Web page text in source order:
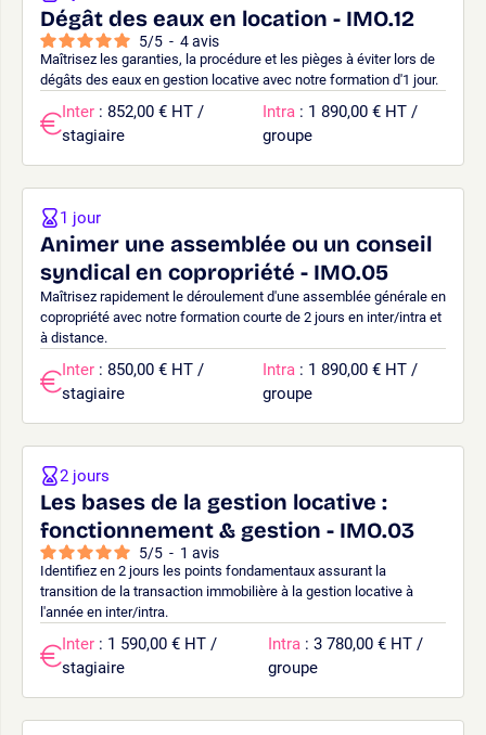
Dégât des eaux en location - IMO.12
5/5 - 4avis
Maîtrisez les garanties, la procédure et les pièges à éviter lors de
dégâts des eaux en gestion locative avec notre formation d'1 jour.
Inter : 852,00 € HT /
stagiaire
Intra : 1 890,00 € HT /
groupe
Animer une assemblée ou un conseil
syndical en copropriété - IMO.05
Maîtrisez rapidement le déroulement d'une assemblée générale en
copropriété avec notre formation courte de 2 jours en inter/intra et
à distance.
1 jour
Inter : 850,00 € HT /
stagiaire
Intra : 1 890,00 € HT /
groupe
Les bases de la gestion locative :
fonctionnement & gestion - IMO.03
5/5 - 1 avis
Identifiez en 2 jours les points fondamentaux assurant la
transition de la transaction immobilière à la gestion locative à
l'année en inter/intra.
2 jours
Inter : 1 590,00 € HT /
stagiaire
Intra : 3 780,00 € HT /
groupe